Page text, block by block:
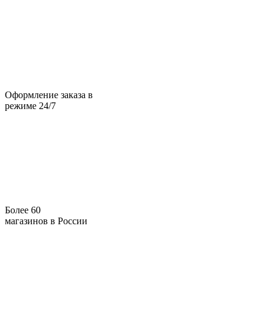
Оформление заказа в
режиме 24/7
Более 60
магазинов в России